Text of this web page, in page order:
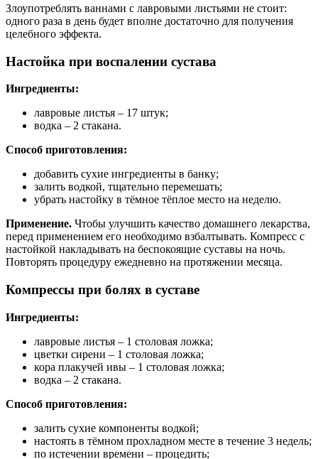
Злоупотреблять ваннами с лавровыми листьями не стоит:
одного раза в день будет вполне достаточно для получения
целебного эффекта.
Настойка при воспалении сустава
Ингредиенты:
лавровые листья – 17 штук;
водка – 2 стакана.
Способ приготовления:
добавить сухие ингредиенты в банку;
залить водкой, тщательно перемешать;
убрать настойку в тёмное тёплое место на неделю.
Применение. Чтобы улучшить качество домашнего лекарства,
перед применением его необходимо взбалтывать. Компресс с
настойкой накладывать на беспокоящие суставы на ночь.
Повторять процедуру ежедневно на протяжении месяца.
Компрессы при болях в суставе
Ингредиенты:
лавровые листья – 1 столовая ложка;
цветки сирени – 1 столовая ложка;
кора плакучей ивы – 1 столовая ложка;
водка – 2 стакана.
Способ приготовления:
залить сухие компоненты водкой;
настоять в тёмном прохладном месте в течение 3 недель;
по истечении времени – процедить;